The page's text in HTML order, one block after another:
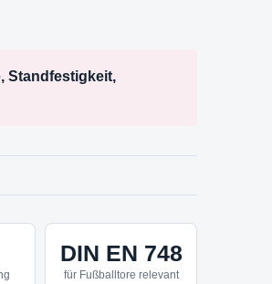
Standfestigkeit,
DIN EN 748
für Fußballtore relevant